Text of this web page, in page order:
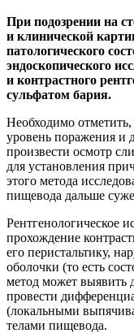
При подозрении на
и клинической
патологического
эндоскопического
и контрастного
сульфатом бария.
Необходимо отметить,
уровень поражения и
произвести осмотр
для установления
этого метода
пищевода дальше
Рентгенологическое
прохождение
его перистальтику,
оболочки (то есть
метод может выявить
провести
(локальными
телами пищевода.